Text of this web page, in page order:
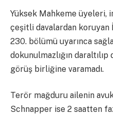
Yüksek Mahkeme
çeşitli davalardan koruyan
230. bölümü uyarınca
dokunulmazlığın
görüş birliğine varamadı.
Terör mağduru ailenin
Schnapper ise 2 saatten